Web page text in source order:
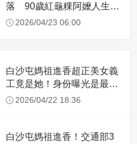
落 90歲紅龜粿阿嬤人生謝
幕2026/04/23 06:00
白沙屯媽祖進香超正美女義
工竟是她！身份曝光是最美
禮生 一輩子不結婚
2026/04/22 18:36
白沙屯媽祖進香！交通部3